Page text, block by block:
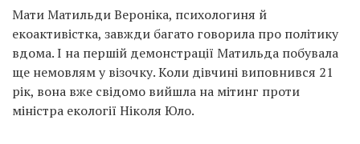
Мати Матильди Вероніка, психологиня й
екоактивістка, завжди багато говорила про політику
вдома. І на першій демонстрації Матильда побувала
ще немовлям у візочку. Коли дівчині виповнився 21
рік, вона вже свідомо вийшла на мітинг проти
міністра екології Ніколя Юло.